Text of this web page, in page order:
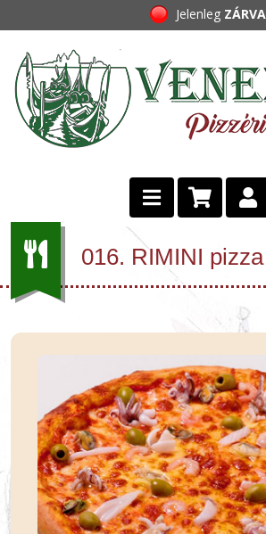
Jelenleg ZÁRVA
016. RIMINI pizza